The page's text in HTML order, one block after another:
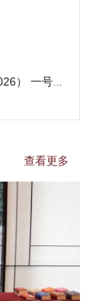
2026年中国语言学暑期高级讲习班（SICL2026） 一号通知
查看更多